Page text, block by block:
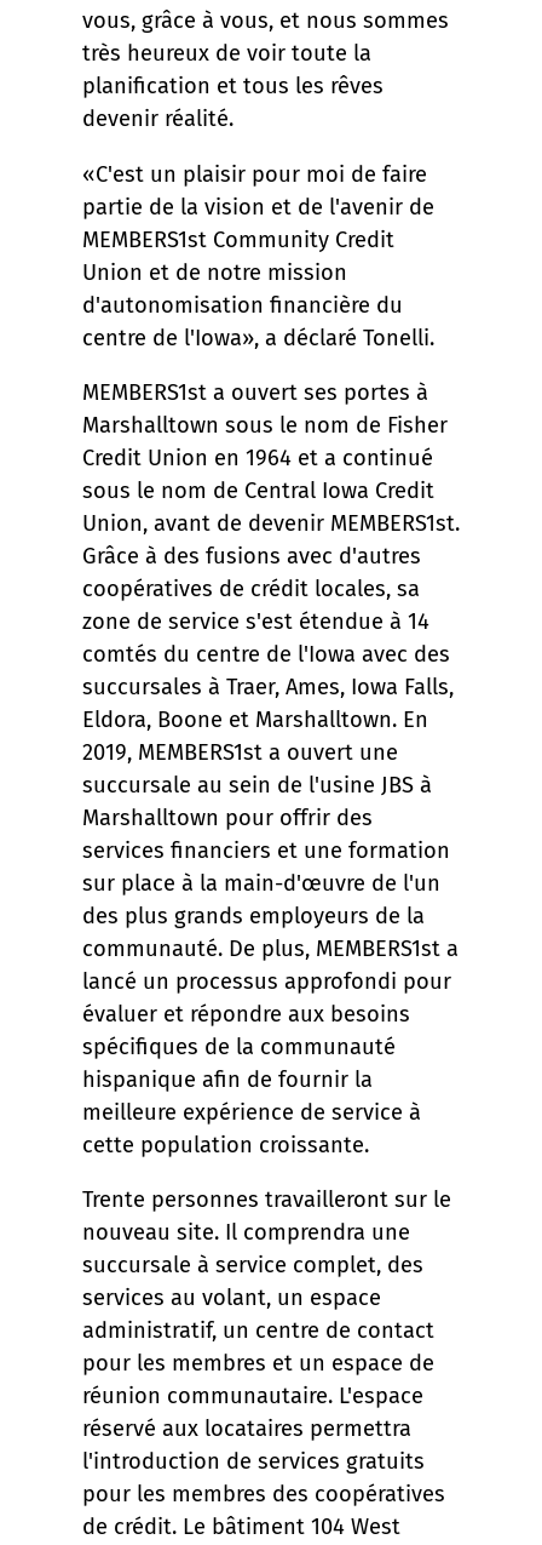
vous, grâce à vous, et nous sommes
très heureux de voir toute la
planification et tous les rêves
devenir réalité.
«C'est un plaisir pour moi de faire
partie de la vision et de l'avenir de
MEMBERS1st Community Credit
Union et de notre mission
d'autonomisation financière du
centre de l'Iowa», a déclaré Tonelli.
MEMBERS1st a ouvert ses portes à
Marshalltown sous le nom de Fisher
Credit Union en 1964 et a continué
sous le nom de Central Iowa Credit
Union, avant de devenir MEMBERS1st.
Grâce à des fusions avec d'autres
coopératives de crédit locales, sa
zone de service s'est étendue à 14
comtés du centre de l'Iowa avec des
succursales à Traer, Ames, Iowa Falls,
Eldora, Boone et Marshalltown. En
2019, MEMBERS1st a ouvert une
succursale au sein de l'usine JBS à
Marshalltown pour offrir des
services financiers et une formation
sur place à la main-d'œuvre de l'un
des plus grands employeurs de la
communauté. De plus, MEMBERS1st a
lancé un processus approfondi pour
évaluer et répondre aux besoins
spécifiques de la communauté
hispanique afin de fournir la
meilleure expérience de service à
cette population croissante.
Trente personnes travailleront sur le
nouveau site. Il comprendra une
succursale à service complet, des
services au volant, un espace
administratif, un centre de contact
pour les membres et un espace de
réunion communautaire. L'espace
réservé aux locataires permettra
l'introduction de services gratuits
pour les membres des coopératives
de crédit. Le bâtiment 104 West